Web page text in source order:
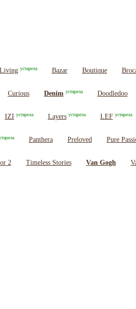
устарела Bazar Boutique
Curious Denim устарела Doodledoo
IZI устарела Layers устарела LEF устарела
Panthera Preloved Pure
2 Timeless Stories Van Gogh